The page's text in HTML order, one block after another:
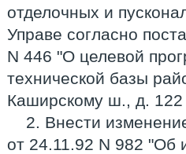
отделочных и
Управе согласно
N 446 "О целевой
технической базы
Каширскому ш., д.
2. Внести
от 24.11.92 N 982 "Об